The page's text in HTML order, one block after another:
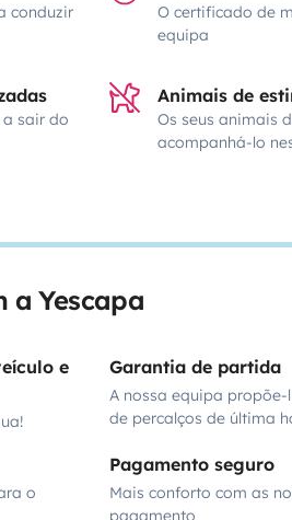
conduzir
O certificado de
equipa
sair do
Animais de
Os seus animais
acompanhá-lo
a Yescapa
e
Garantia de partida
A nossa equipa
de percalços de última
o
Pagamento seguro
Mais conforto com as
pagamento